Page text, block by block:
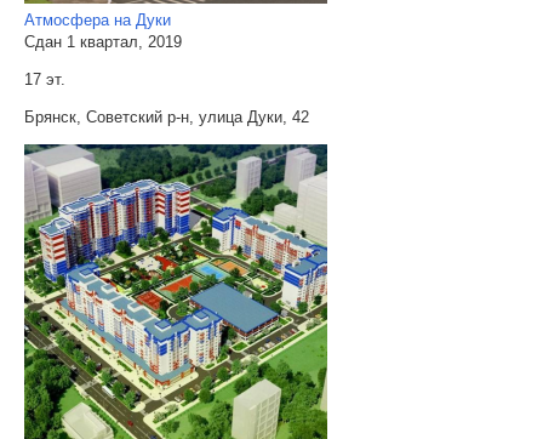
Атмосфера на Дуки
Сдан 1 квартал, 2019
17 эт.
Брянск, Советский р-н, улица Дуки, 42